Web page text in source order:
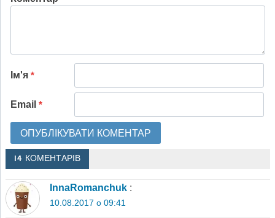
Ім'я *
Email *
14 КОМЕНТАРІВ
InnaRomanchuk :
10.08.2017 о 09:41